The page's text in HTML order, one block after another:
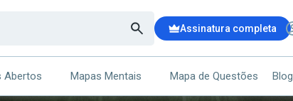
Assinatura completa
CARRINHO DE COMPRAS
Abertos Mapas Mentais Mapa de Questões Blog